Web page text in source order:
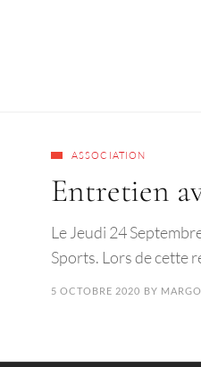
ASSOCIATION
Entretien
Le Jeudi 24
Sports. Lors de cette
5 OCTOBRE 2020 BY